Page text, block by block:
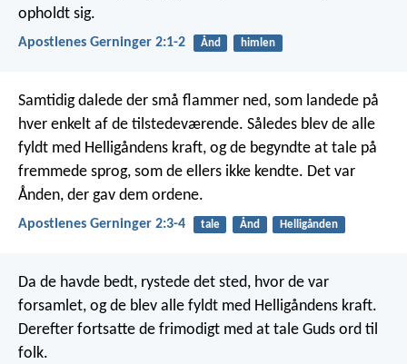
opholdt sig.
Apostlenes Gerninger 2:1-2 Ånd himlen
Samtidig dalede der små flammer ned, som landede på
hver enkelt af de tilstedeværende. Således blev de alle
fyldt med Helligåndens kraft, og de begyndte at tale på
fremmede sprog, som de ellers ikke kendte. Det var
Ånden, der gav dem ordene.
Apostlenes Gerninger 2:3-4 tale Ånd Helligånden
Da de havde bedt, rystede det sted, hvor de var
forsamlet, og de blev alle fyldt med Helligåndens kraft.
Derefter fortsatte de frimodigt med at tale Guds ord til
folk.